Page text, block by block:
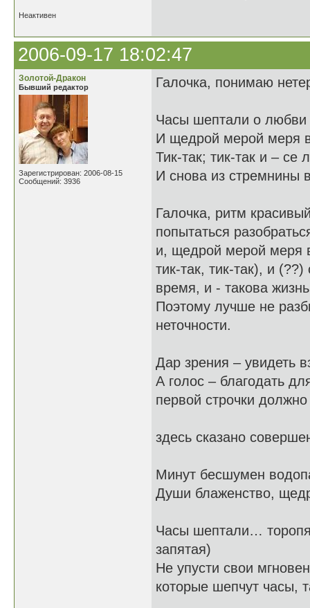
Неактивен
2006-09-17 18:02:47
Золотой-Дракон
Бывший редактор
Зарегистрирован: 2006-08-15
Сообщений: 3936
Галочка, понимаю
Часы шептали
И щедрой мерой
Тик-так; тик-так и –
И снова из
Галочка, ритм
попытаться
и, щедрой мерой меря
тик-так, тик-так), и
время, и - такова
Поэтому лучше не
неточности.
Дар зрения –
А голос – благодать
первой строчки
здесь сказано
Минут бесшумен
Души блаженство,
Часы шептали…
запятая)
Не упусти свои
которые шепчут часы,